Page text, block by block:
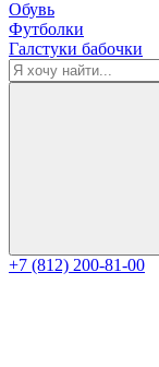
Обувь
Футболки
Галстуки бабочки
+7 (812) 200-81-00